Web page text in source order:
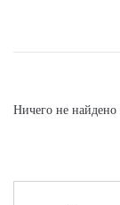
Ничего не найдено